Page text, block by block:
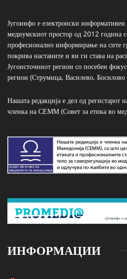
Југоинфо е електронски информативен
медиумскиот простор од 2012 година
професионално информирање на сите
покрива настаните и ви ги става на
Југоисточниот регион со посебен
регион (Струмица, Василево,
Нашата редакција е дел од
членка на СЕММ (Совет за етика во
ИНФОРМАЦИИ